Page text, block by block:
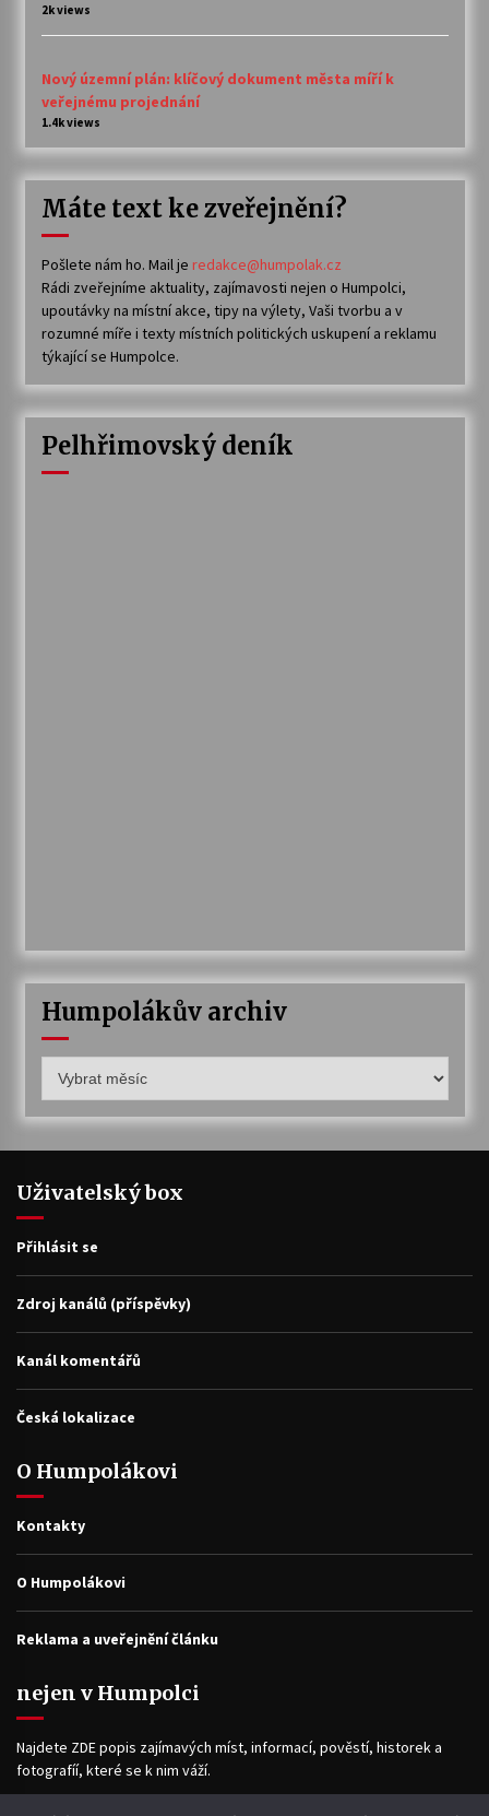
2k views
Nový územní plán: klíčový dokument města míří k
veřejnému projednání
1.4k views
Máte text ke zveřejnění?
Pošlete nám ho. Mail je redakce@humpolak.cz
Rádi zveřejníme aktuality, zajímavosti nejen o Humpolci,
upoutávky na místní akce, tipy na výlety, Vaši tvorbu a v
rozumné míře i texty místních politických uskupení a reklamu
týkající se Humpolce.
Pelhřimovský deník
Humpolákův archiv
archiv
Uživatelský box
Přihlásit se
Zdroj kanálů (příspěvky)
Kanál komentářů
Česká lokalizace
O Humpolákovi
Kontakty
O Humpolákovi
Reklama a uveřejnění článku
nejen v Humpolci
Najdete ZDE popis zajímavých míst, informací, pověstí, historek a
fotografíí, které se k nim váží.